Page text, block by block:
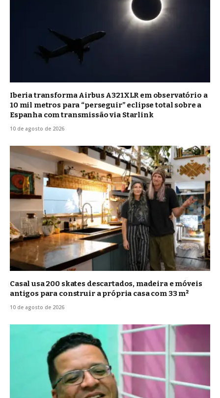
Iberia transforma Airbus A321XLR em observatório a
10 mil metros para “perseguir” eclipse total sobre a
Espanha com transmissão via Starlink
10 de agosto de 2026
Casal usa 200 skates descartados, madeira e móveis
antigos para construir a própria casa com 33 m²
10 de agosto de 2026